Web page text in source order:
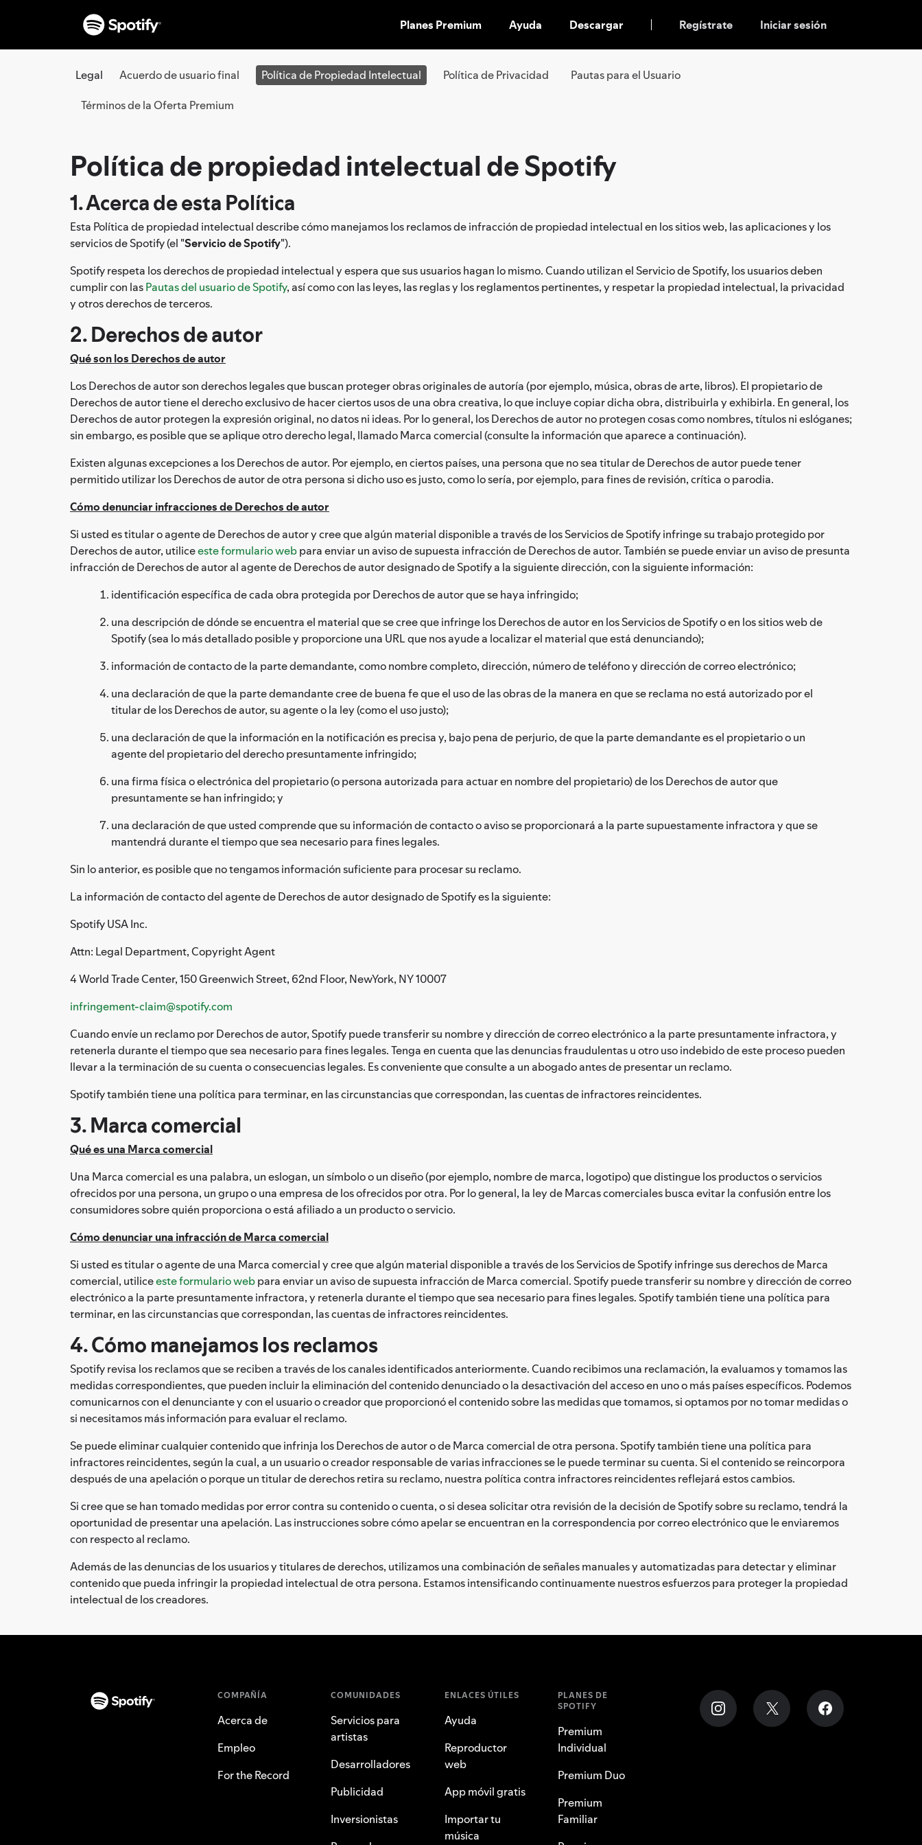
IR
AL
Planes Premium Ayuda Descargar Regístrate Iniciar sesión
Legal Acuerdo de usuario final Política de Propiedad Intelectual Política de Privacidad Pautas para el Usuario
Términos de la Oferta Premium
Política de propiedad intelectual de Spotify
1. Acerca de esta Política
Esta Política de propiedad intelectual describe cómo manejamos los reclamos de infracción de propiedad intelectual en los sitios web, las aplicaciones y los
servicios de Spotify (el "Servicio de Spotify").
Spotify respeta los derechos de propiedad intelectual y espera que sus usuarios hagan lo mismo. Cuando utilizan el Servicio de Spotify, los usuarios deben
cumplir con lasPautas del usuario de Spotify, así como con las leyes, las reglas y los reglamentos pertinentes, y respetar la propiedad intelectual, la privacidad
y otros derechos de terceros.
2. Derechos de autor
Qué son los Derechos de autor
Los Derechos de autor son derechos legales que buscan proteger obras originales de autoría (por ejemplo, música, obras de arte, libros). El propietario de
Derechos de autor tiene el derecho exclusivo de hacer ciertos usos de una obra creativa, lo que incluye copiar dicha obra, distribuirla y exhibirla. En general, los
Derechos de autor protegen la expresión original, no datos ni ideas. Por lo general, los Derechos de autor no protegen cosas como nombres, títulos ni eslóganes;
sin embargo, es posible que se aplique otro derecho legal, llamado Marca comercial (consulte la información que aparece a continuación).
Existen algunas excepciones a los Derechos de autor. Por ejemplo, en ciertos países, una persona que no sea titular de Derechos de autor puede tener
permitido utilizar los Derechos de autor de otra persona si dicho uso es justo, como lo sería, por ejemplo, para fines de revisión, crítica o parodia.
Cómo denunciar infracciones de Derechos de autor
Si usted es titular o agente de Derechos de autor y cree que algún material disponible a través de los Servicios de Spotify infringe su trabajo protegido por
Derechos de autor, utiliceeste formulario webpara enviar un aviso de supuesta infracción de Derechos de autor. También se puede enviar un aviso de presunta
infracción de Derechos de autor al agente de Derechos de autor designado de Spotify a la siguiente dirección, con la siguiente información:
identificación específica de cada obra protegida por Derechos de autor que se haya infringido;
una descripción de dónde se encuentra el material que se cree que infringe los Derechos de autor en los Servicios de Spotify o en los sitios web de
Spotify (sea lo más detallado posible y proporcione una URL que nos ayude a localizar el material que está denunciando);
información de contacto de la parte demandante, como nombre completo, dirección, número de teléfono y dirección de correo electrónico;
una declaración de que la parte demandante cree de buena fe que el uso de las obras de la manera en que se reclama no está autorizado por el
titular de los Derechos de autor, su agente o la ley (como el uso justo);
una declaración de que la información en la notificación es precisa y, bajo pena de perjurio, de que la parte demandante es el propietario o un
agente del propietario del derecho presuntamente infringido;
una firma física o electrónica del propietario (o persona autorizada para actuar en nombre del propietario) de los Derechos de autor que
presuntamente se han infringido; y
una declaración de que usted comprende que su información de contacto o aviso se proporcionará a la parte supuestamente infractora y que se
mantendrá durante el tiempo que sea necesario para fines legales.
Sin lo anterior, es posible que no tengamos información suficiente para procesar su reclamo.
La información de contacto del agente de Derechos de autor designado de Spotify es la siguiente:
Spotify USA Inc.
Attn: Legal Department, Copyright Agent
4 World Trade Center, 150 Greenwich Street, 62nd Floor, NewYork, NY 10007
infringement-claim@spotify.com
Cuando envíe un reclamo por Derechos de autor, Spotify puede transferir su nombre y dirección de correo electrónico a la parte presuntamente infractora, y
retenerla durante el tiempo que sea necesario para fines legales. Tenga en cuenta que las denuncias fraudulentas u otro uso indebido de este proceso pueden
llevar a la terminación de su cuenta o consecuencias legales. Es conveniente que consulte a un abogado antes de presentar un reclamo.
Spotify también tiene una política para terminar, en las circunstancias que correspondan, las cuentas de infractores reincidentes.
3. Marca comercial
Qué es una Marca comercial
Una Marca comercial es una palabra, un eslogan, un símbolo o un diseño (por ejemplo, nombre de marca, logotipo) que distingue los productos o servicios
ofrecidos por una persona, un grupo o una empresa de los ofrecidos por otra. Por lo general, la ley de Marcas comerciales busca evitar la confusión entre los
consumidores sobre quién proporciona o está afiliado a un producto o servicio.
Cómo denunciar una infracción de Marca comercial
Si usted es titular o agente de una Marca comercial y cree que algún material disponible a través de los Servicios de Spotify infringe sus derechos de Marca
comercial, utiliceeste formulario webpara enviar un aviso de supuesta infracción de Marca comercial. Spotify puede transferir su nombre y dirección de correo
electrónico a la parte presuntamente infractora, y retenerla durante el tiempo que sea necesario para fines legales. Spotify también tiene una política para
terminar, en las circunstancias que correspondan, las cuentas de infractores reincidentes.
4. Cómo manejamos los reclamos
Spotify revisa los reclamos que se reciben a través de los canales identificados anteriormente. Cuando recibimos una reclamación, la evaluamos y tomamos las
medidas correspondientes, que pueden incluir la eliminación del contenido denunciado o la desactivación del acceso en uno o más países específicos. Podemos
comunicarnos con el denunciante y con el usuario o creador que proporcionó el contenido sobre las medidas que tomamos, si optamos por no tomar medidas o
si necesitamos más información para evaluar el reclamo.
Se puede eliminar cualquier contenido que infrinja los Derechos de autor o de Marca comercial de otra persona. Spotify también tiene una política para
infractores reincidentes, según la cual, a un usuario o creador responsable de varias infracciones se le puede terminar su cuenta. Si el contenido se reincorpora
después de una apelación o porque un titular de derechos retira su reclamo, nuestra política contra infractores reincidentes reflejará estos cambios.
Si cree que se han tomado medidas por error contra su contenido o cuenta, o si desea solicitar otra revisión de la decisión de Spotify sobre su reclamo, tendrá la
oportunidad de presentar una apelación. Las instrucciones sobre cómo apelar se encuentran en la correspondencia por correo electrónico que le enviaremos
con respecto al reclamo.
Además de las denuncias de los usuarios y titulares de derechos, utilizamos una combinación de señales manuales y automatizadas para detectar y eliminar
contenido que pueda infringir la propiedad intelectual de otra persona. Estamos intensificando continuamente nuestros esfuerzos para proteger la propiedad
intelectual de los creadores.
COMPAÑÍA
Acerca de
Empleo
For the Record
COMUNIDADES
Servicios para
artistas
Desarrolladores
Publicidad
Inversionistas
ENLACES ÚTILES
Ayuda
Reproductor
web
App móvil gratis
Importar tu
música
PLANES DE
SPOTIFY
Premium
Individual
Premium Duo
Premium
Familiar